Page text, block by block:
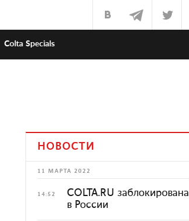
Colta Specials
НОВОСТИ
11 МАРТА 2022
14:52
COLTA.RU заблокирована
в России